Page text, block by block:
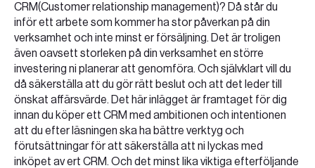
CRM(Customer relationship management)? Då står du
inför ett arbete som kommer ha stor påverkan på din
verksamhet och inte minst er försäljning. Det är troligen
även oavsett storleken på din verksamhet en större
investering ni planerar att genomföra. Och självklart vill du
då säkerställa att du gör rätt beslut och att det leder till
önskat affärsvärde. Det här inlägget är framtaget för dig
innan du köper ett CRM med ambitionen och intentionen
att du efter läsningen ska ha bättre verktyg och
förutsättningar för att säkerställa att ni lyckas med
inköpet av ert CRM. Och det minst lika viktiga efterföljande